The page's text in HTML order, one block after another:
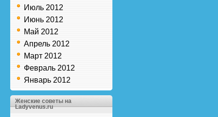
Июль 2012
Июнь 2012
Май 2012
Апрель 2012
Март 2012
Февраль 2012
Январь 2012
Женские советы на
Ladyvenus.ru